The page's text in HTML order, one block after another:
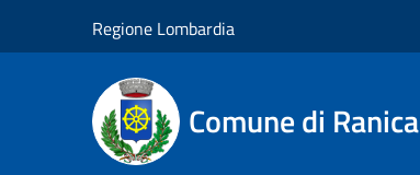
Regione Lombardia
Comune di Ranica